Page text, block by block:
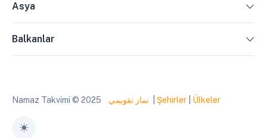
Asya
Balkanlar
Namaz Takvimi © 2025 نماز تقويمي Şehirler Ülkeler
Toggle theme